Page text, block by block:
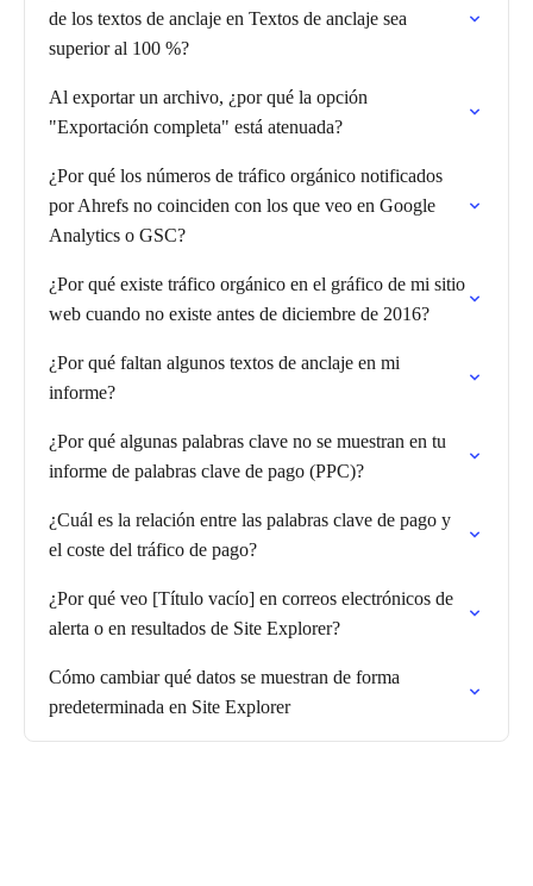
de los textos de anclaje en Textos de anclaje sea
superior al 100 %?
Al exportar un archivo, ¿por qué la opción
"Exportación completa" está atenuada?
¿Por qué los números de tráfico orgánico notificados
por Ahrefs no coinciden con los que veo en Google
Analytics o GSC?
¿Por qué existe tráfico orgánico en el gráfico de mi sitio
web cuando no existe antes de diciembre de 2016?
¿Por qué faltan algunos textos de anclaje en mi
informe?
¿Por qué algunas palabras clave no se muestran en tu
informe de palabras clave de pago (PPC)?
¿Cuál es la relación entre las palabras clave de pago y
el coste del tráfico de pago?
¿Por qué veo [Título vacío] en correos electrónicos de
alerta o en resultados de Site Explorer?
Cómo cambiar qué datos se muestran de forma
predeterminada en Site Explorer